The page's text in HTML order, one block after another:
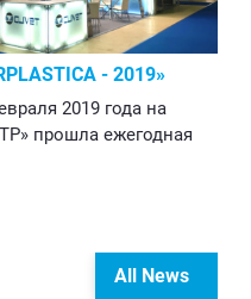
- 2019»
2019 года на
прошла ежегодная
All News